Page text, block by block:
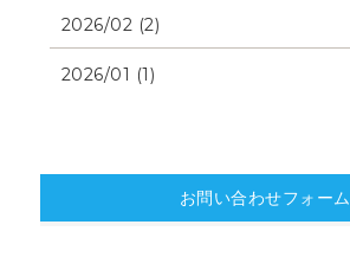
2026/02 (2)
2026/01 (1)
お問い合わせフォーム